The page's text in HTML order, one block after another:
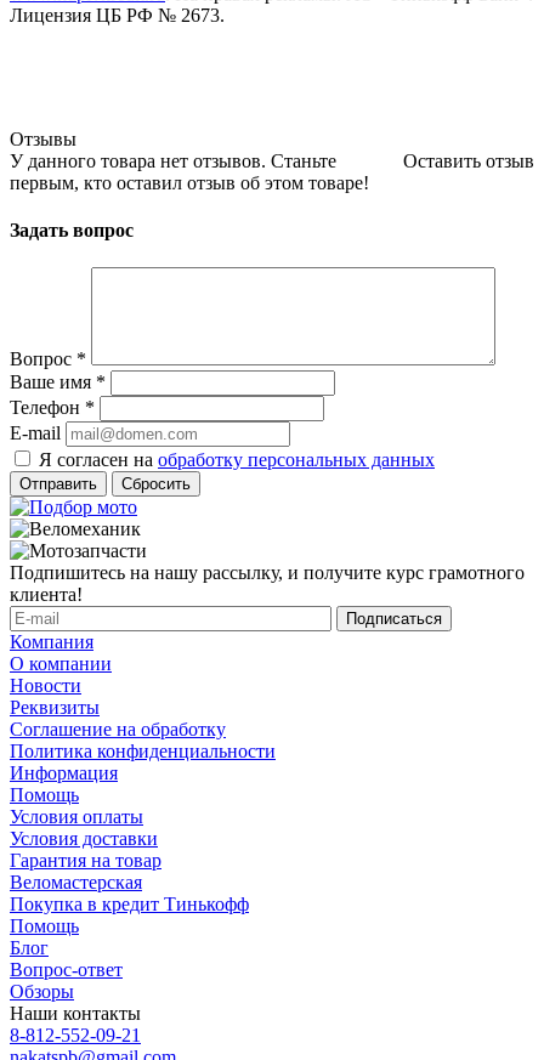
Лицензия ЦБ РФ № 2673.
Отзывы
Оставить отзыв
У данного товара нет отзывов. Станьте
первым, кто оставил отзыв об этом товаре!
Задать вопрос
Вопрос *
Ваше имя *
Телефон *
E-mail
Я согласен на обработку персональных данных
Сбросить
Подпишитесь на нашу рассылку, и получите курс грамотного
клиента!
Компания
О компании
Новости
Реквизиты
Соглашение на обработку
Политика конфиденциальности
Информация
Помощь
Условия оплаты
Условия доставки
Гарантия на товар
Веломастерская
Покупка в кредит Тинькофф
Помощь
Блог
Вопрос-ответ
Обзоры
Наши контакты
8-812-552-09-21